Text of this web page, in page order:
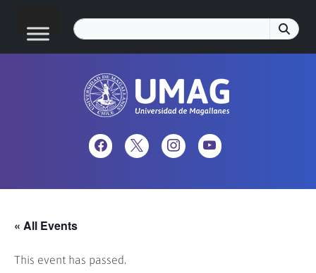
« All Events
This event has passed.